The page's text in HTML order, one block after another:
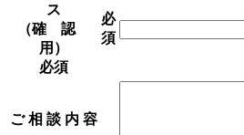
ス
（確 認
用）
必須
必
須
ご 相 談 内 容